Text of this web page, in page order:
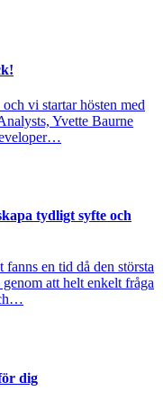
vi startar hösten med
Yvette Baurne
tydligt syfte och
en tid då den största
att helt enkelt fråga
dig